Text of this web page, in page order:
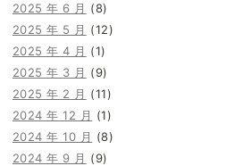
2025 年 6 月 (8)
2025 年 5 月 (12)
2025 年 4 月 (1)
2025 年 3 月 (9)
2025 年 2 月 (11)
2024 年 12 月 (1)
2024 年 10 月 (8)
2024 年 9 月 (9)